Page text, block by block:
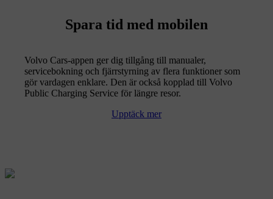
Spara tid med mobilen
Volvo Cars-appen ger dig tillgång till manualer,
servicebokning och fjärrstyrning av flera funktioner som
gör vardagen enklare. Den är också kopplad till Volvo
Public Charging Service för längre resor.
Upptäck mer